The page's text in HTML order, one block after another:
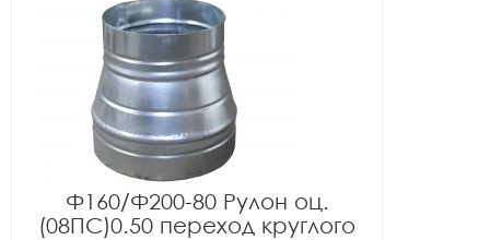
Ф160/Ф200-80 Рулон оц.
(08ПС)0.50 переход круглого